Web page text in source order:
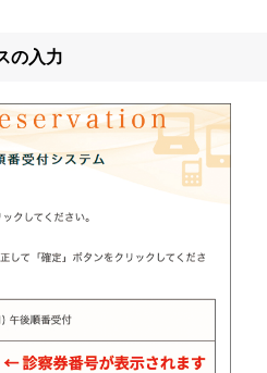
の入力